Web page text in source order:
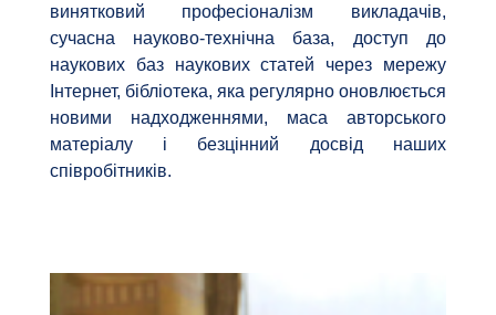
винятковий професіоналізм викладачів,
сучасна науково-технічна база, доступ до
наукових баз наукових статей через мережу
Інтернет, бібліотека, яка регулярно оновлюється
новими надходженнями, маса авторського
матеріалу і безцінний досвід наших
співробітників.